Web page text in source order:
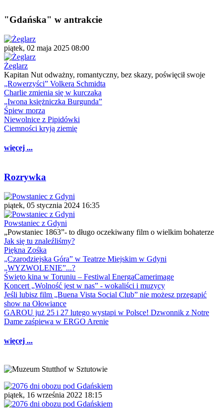
"Gdańska" w antrakcie
piątek, 02 maja 2025 08:00
Żeglarz
Kapitan Nut odważny, romantyczny, bez skazy, poświęcił swoje
„Rowerzyści” Volkera Schmidta
Charlie zmienia się w kurczaka
„Iwona księżniczka Burgunda”
Śpiew morza
Niewolnice z Pipidówki
Ciemności kryją ziemię
więcej ...
Rozrywka
piątek, 05 stycznia 2024 16:35
Powstaniec z Gdyni
„Powstaniec 1863”- to długo oczekiwany film o wielkim bohaterze
Jak się tu znaleźliśmy?
Piękna Zośka
„Czarodziejska Góra” w Teatrze Miejskim w Gdyni
„WYZWOLENIE”...?
Święto kina w Toruniu – Festiwal EnergaCamerimage
Koncert „Wolność jest w nas” - wokaliści i muzycy
Jeśli lubisz film „Buena Vista Social Club” nie możesz przegapić
show na Ołowiance
GAROU już 25 i 27 lutego wystąpi w Polsce! Dzwonnik z Notre
Dame zaśpiewa w ERGO Arenie
więcej ...
piątek, 16 września 2022 18:15